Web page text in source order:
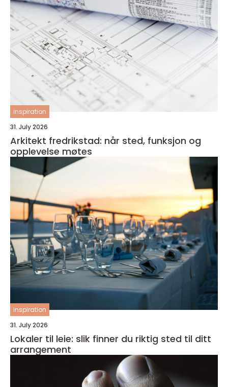
inspiration
31. July 2026
Arkitekt fredrikstad: når sted, funksjon og
opplevelse møtes
inspiration
31. July 2026
Lokaler til leie: slik finner du riktig sted til ditt
arrangement